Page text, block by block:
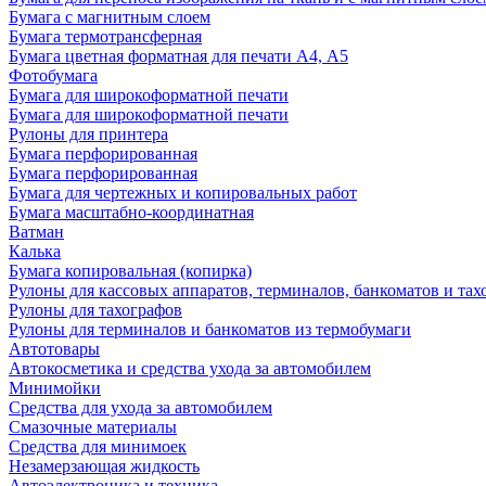
Бумага с магнитным слоем
Бумага термотрансферная
Бумага цветная форматная для печати А4, А5
Фотобумага
Бумага для широкоформатной печати
Бумага для широкоформатной печати
Рулоны для принтера
Бумага перфорированная
Бумага перфорированная
Бумага для чертежных и копировальных работ
Бумага масштабно-координатная
Ватман
Калька
Бумага копировальная (копирка)
Рулоны для кассовых аппаратов, терминалов, банкоматов и
Рулоны для тахографов
Рулоны для терминалов и банкоматов из термобумаги
Автотовары
Автокосметика и средства ухода за автомобилем
Минимойки
Средства для ухода за автомобилем
Смазочные материалы
Средства для минимоек
Незамерзающая жидкость